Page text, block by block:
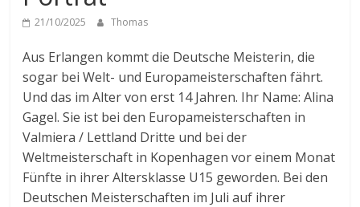
21/10/2025 Thomas
Aus Erlangen kommt die Deutsche Meisterin, die
sogar bei Welt- und Europameisterschaften fährt.
Und das im Alter von erst 14 Jahren. Ihr Name: Alina
Gagel. Sie ist bei den Europameisterschaften in
Valmiera / Lettland Dritte und bei der
Weltmeisterschaft in Kopenhagen vor einem Monat
Fünfte in ihrer Altersklasse U15 geworden. Bei den
Deutschen Meisterschaften im Juli auf ihrer